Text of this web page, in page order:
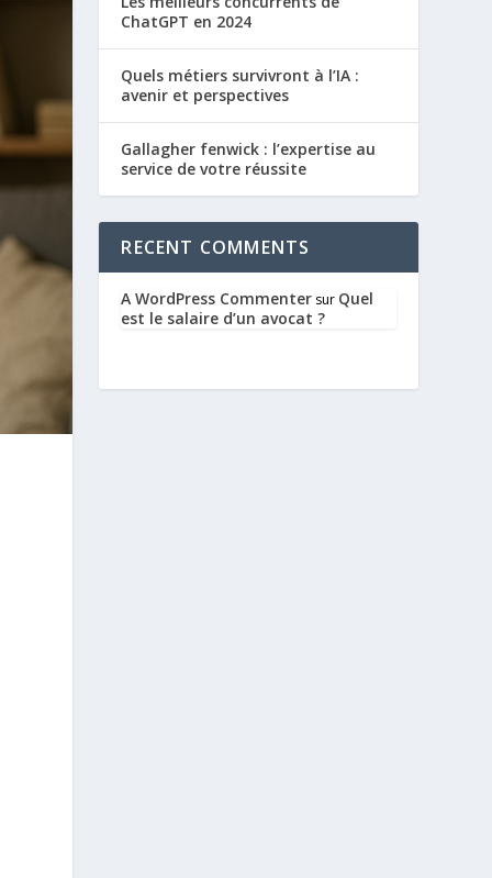
ChatGPT en 2024
Quels métiers survivront à l’IA :
avenir et perspectives
Gallagher fenwick : l’expertise au
service de votre réussite
RECENT COMMENTS
A WordPress Commenter sur Quel
est le salaire d’un avocat ?